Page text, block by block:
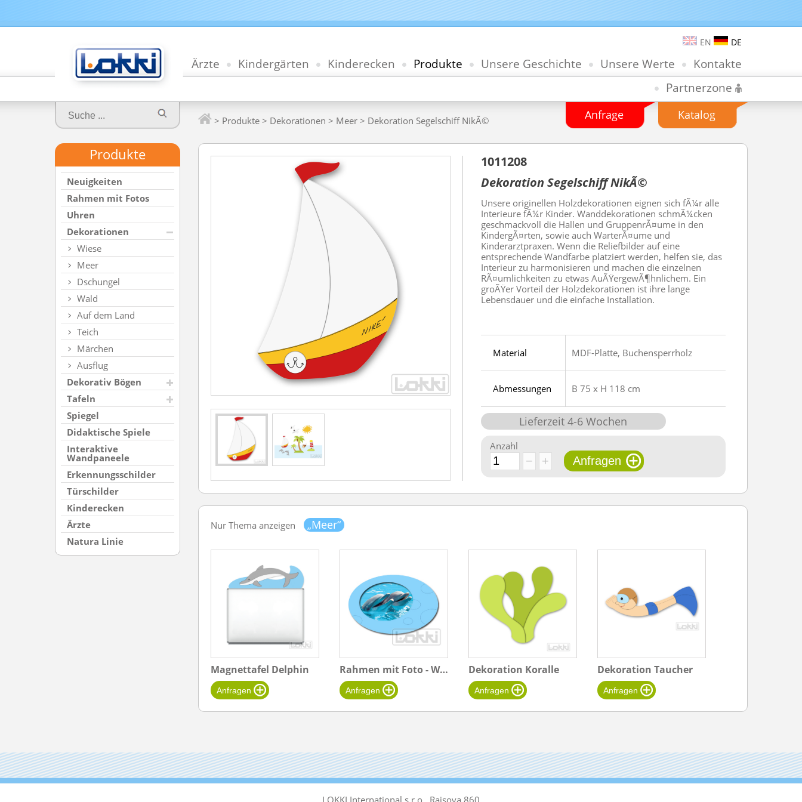
EN DE
Ärzte Kindergärten Kinderecken Produkte Unsere Geschichte Unsere Werte
Kontakte
Partnerzone
Anfrage Katalog
Produkte
Neuigkeiten
Rahmen mit Fotos
Uhren
Dekorationen
Wiese
Meer
Dschungel
Wald
Auf dem Land
Teich
Märchen
Ausflug
Dekorativ Bögen
Tafeln
Spiegel
Didaktische Spiele
Interaktive
Wandpaneele
Erkennungsschilder
Türschilder
Kinderecken
Ärzte
Natura Linie
> Produkte> Dekorationen > Meer> Dekoration Segelschiff NikÃ©
1011208
Dekoration Segelschiff NikÃ©
Unsere originellen Holzdekorationen eignen sich fÃ¼r alle
Interieure fÃ¼r Kinder. Wanddekorationen schmÃ¼cken
geschmackvoll die Hallen und GruppenrÃ¤ume in den
KindergÃ¤rten, sowie auch WarterÃ¤ume und
Kinderarztpraxen. Wenn die Reliefbilder auf eine
entsprechende Wandfarbe platziert werden, helfen sie, das
Interieur zu harmonisieren und machen die einzelnen
RÃ¤umlichkeiten zu etwas AuÃŸergewÃ¶hnlichem. Ein
groÃŸer Vorteil der Holzdekorationen ist ihre lange
Lebensdauer und die einfache Installation.
Material MDF-Platte, Buchensperrholz
Abmessungen B 75 x H 118 cm
Lieferzeit 4-6 Wochen
Anzahl
Nur Thema anzeigen „Meer“
Magnettafel Delphin Rahmen mit Foto - Wasser A - groÃŸ - blau - Delfine Dekoration Koralle Dekoration Taucher
LOKKI International s.r.o., Raisova 860